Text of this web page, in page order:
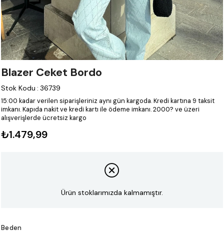
Blazer Ceket Bordo
Stok Kodu : 36739
15:00 kadar verilen siparişleriniz aynı gün kargoda.Kredi kartına 9 taksit
imkanı.Kapıda nakit ve kredi kartı ile ödeme imkanı.2000? ve üzeri
alışverişlerde ücretsiz kargo
₺1.479,99
Ürün stoklarımızda kalmamıştır.
Beden